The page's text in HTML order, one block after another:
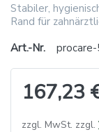
Stabiler,
Rand für
Art.-Nr.
167,23
zzgl. MwSt. zzgl.